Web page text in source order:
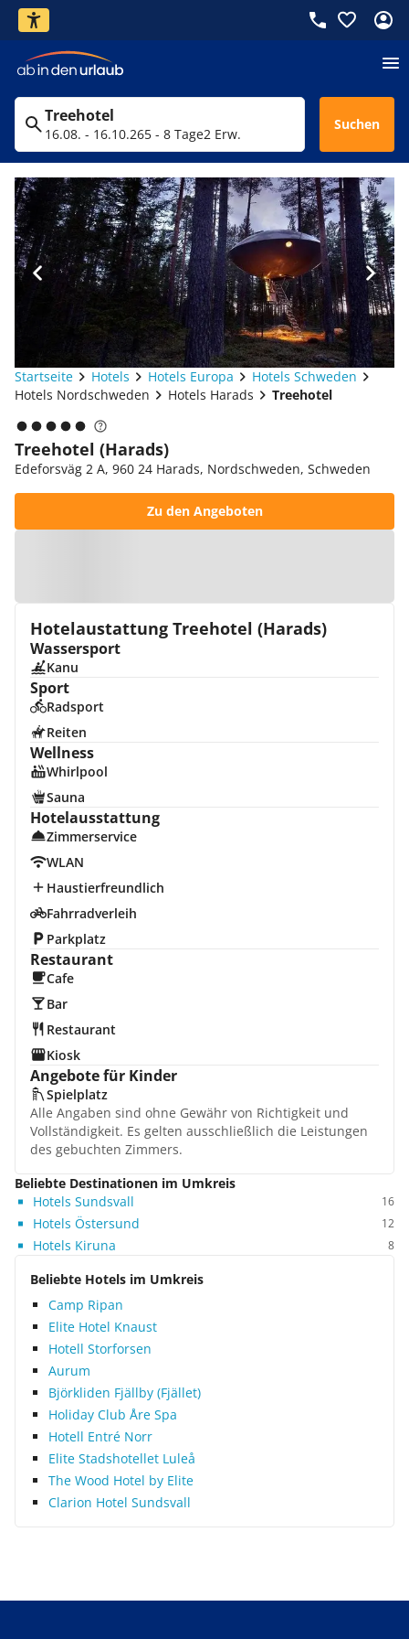
Treehotel
16.08. - 16.10.265 - 8 Tage2 Erw.
Suchen
Startseite Hotels Hotels Europa
Hotels Schweden
Hotels Nordschweden
Hotels Harads Treehotel
Treehotel (Harads)
Edeforsväg 2 A, 960 24 Harads, Nordschweden, Schweden
Zu den Angeboten
Hotelaustattung Treehotel (Harads)
Wassersport
Kanu
Sport
Radsport
Reiten
Wellness
Whirlpool
Sauna
Hotelausstattung
Zimmerservice
WLAN
Haustierfreundlich
Fahrradverleih
Parkplatz
Restaurant
Cafe
Bar
Restaurant
Kiosk
Angebote für Kinder
Spielplatz
Alle Angaben sind ohne Gewähr von Richtigkeit und
Vollständigkeit. Es gelten ausschließlich die Leistungen
des gebuchten Zimmers.
Beliebte Destinationen im Umkreis
Hotels Sundsvall
16
Hotels Östersund 12
Hotels Kiruna 8
Beliebte Hotels im Umkreis
Camp Ripan
Elite Hotel Knaust
Hotell Storforsen
Aurum
Björkliden Fjällby (Fjället)
Holiday Club Åre Spa
Hotell Entré Norr
Elite Stadshotellet Luleå
The Wood Hotel by Elite
Clarion Hotel Sundsvall